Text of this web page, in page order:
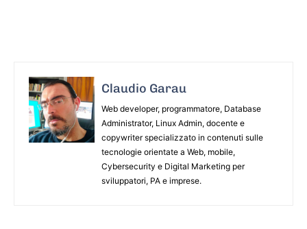
Claudio Garau
Web developer, programmatore, Database
Administrator, Linux Admin, docente e
copywriter specializzato in contenuti sulle
tecnologie orientate a Web, mobile,
Cybersecurity e Digital Marketing per
sviluppatori, PA e imprese.